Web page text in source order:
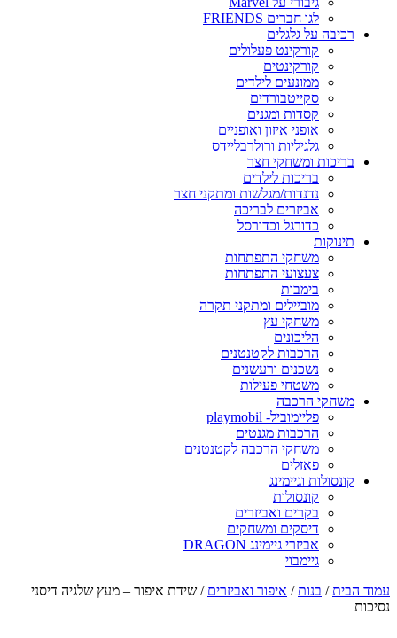
לגו חברים FRIENDS
רכיבה על גלגלים
קורקינט פעלולים
קורקינטים
ממונעים לילדים
סקייטבורדים
קסדות ומגנים
אופני איזון ואופניים
גלגיליות ורולרבליידס
בריכות ומשחקי חצר
בריכות לילדים
נדנדות/מגלשות ומתקני חצר
אביזרים לבריכה
כדורגל וכדורסל
תינוקות
משחקי התפתחות
צעצועי התפתחות
בימבות
מוביילים ומתקני תקרה
משחקי עץ
הליכונים
הרכבות לקטנטנים
נשכנים ורעשנים
משטחי פעילות
משחקי הרכבה
פליימוביל- playmobil
הרכבות מגנטים
משחקי הרכבה לקטנטנים
פאזלים
קונסולות וגיימינג
קונסולות
בקרים ואביזרים
דיסקים ומשחקים
אביזרי גיימינג DRAGON
גיימבוי
הבית/בנות/איפור ואביזרים/ שידת איפור – מעץ שלגיה דיסני